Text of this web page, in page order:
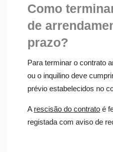
Como
de
prazo?
Para terminar o contrato
ou o inquilino deve
prévio estabelecidos no
A rescisão do contrato é
registada com aviso de